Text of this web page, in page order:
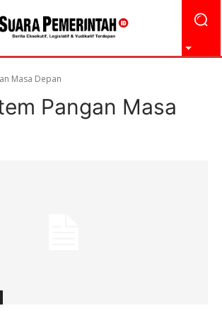
Masa Depan
Pangan Masa